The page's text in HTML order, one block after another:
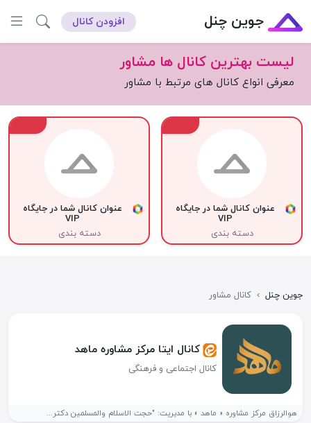
جوین چنل افزودن کانال
لیست بهترین کانال ها مشاور
معرفی انواع کانال های مرتبط با مشاور
عنوان کانال شما در جایگاه
VIP
دسته بندی
عنوان کانال شما در جایگاه
VIP
دسته بندی
جوین چنل › کانال مشاور
کانال ایتا مرکز مشاوره ماهد
کانال اجتماعی و فرهنگی
هوالرزاق مرکز مشاوره « ماهد » با مدیریت: "حجت الاسلام والمسلمین دکتر...